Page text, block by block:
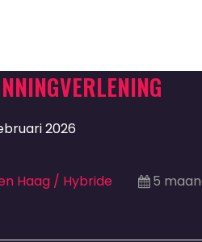
2026
Haag / Hybride
5